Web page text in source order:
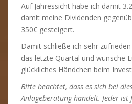
Auf Jahressicht habe ich damit
damit meine Dividenden
350€ gesteigert.
Damit schließe ich sehr
das letzte Quartal und wünsche
glückliches Händchen beim
Bitte beachtet, dass es sich bei
Anlageberatung handelt. Jeder ist